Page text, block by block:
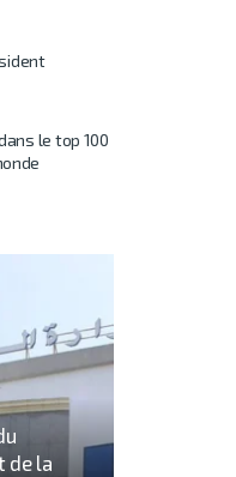
le top 100
de la